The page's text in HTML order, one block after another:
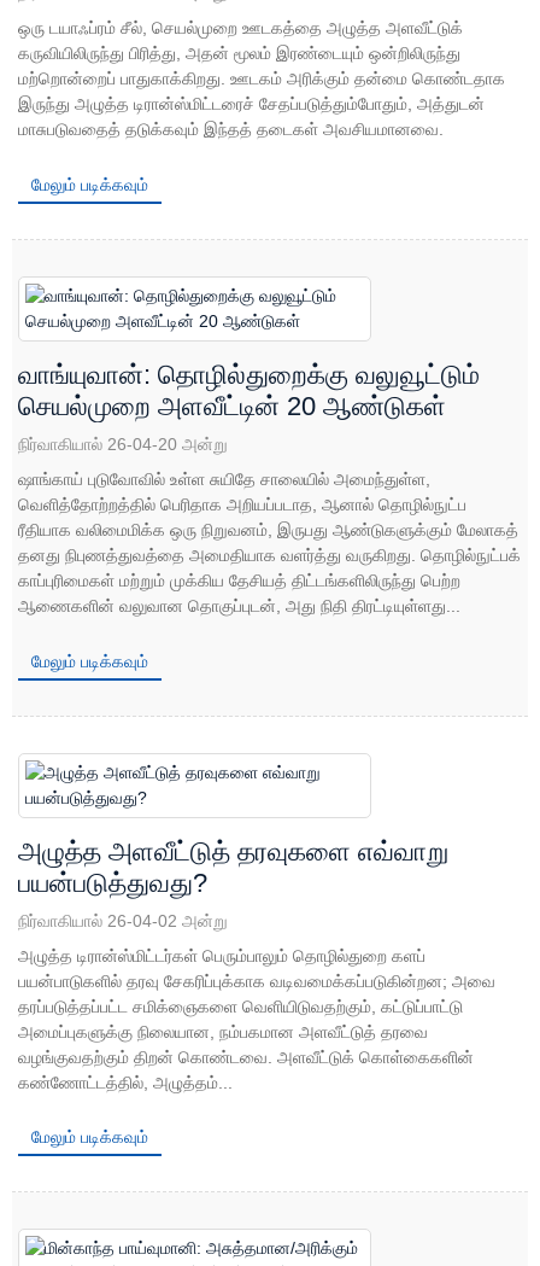
ஒரு டயாஃப்ரம் சீல், செயல்முறை ஊடகத்தை அழுத்த அளவீட்டுக்
கருவியிலிருந்து பிரித்து, அதன் மூலம் இரண்டையும் ஒன்றிலிருந்து
மற்றொன்றைப் பாதுகாக்கிறது. ஊடகம் அரிக்கும் தன்மை கொண்டதாக
இருந்து அழுத்த டிரான்ஸ்மிட்டரைச் சேதப்படுத்தும்போதும், அத்துடன்
மாசுபடுவதைத் தடுக்கவும் இந்தத் தடைகள் அவசியமானவை.
மேலும் படிக்கவும்
வாங்யுவான்: தொழில்துறைக்கு வலுவூட்டும்
செயல்முறை அளவீட்டின் 20 ஆண்டுகள்
நிர்வாகியால் 26-04-20 அன்று
ஷாங்காய் புடுவோவில் உள்ள சுயிதே சாலையில் அமைந்துள்ள,
வெளித்தோற்றத்தில் பெரிதாக அறியப்படாத, ஆனால் தொழில்நுட்ப
ரீதியாக வலிமைமிக்க ஒரு நிறுவனம், இருபது ஆண்டுகளுக்கும் மேலாகத்
தனது நிபுணத்துவத்தை அமைதியாக வளர்த்து வருகிறது. தொழில்நுட்பக்
காப்புரிமைகள் மற்றும் முக்கிய தேசியத் திட்டங்களிலிருந்து பெற்ற
ஆணைகளின் வலுவான தொகுப்புடன், அது நிதி திரட்டியுள்ளது...
மேலும் படிக்கவும்
அழுத்த அளவீட்டுத் தரவுகளை எவ்வாறு
பயன்படுத்துவது?
நிர்வாகியால் 26-04-02 அன்று
அழுத்த டிரான்ஸ்மிட்டர்கள் பெரும்பாலும் தொழில்துறை களப்
பயன்பாடுகளில் தரவு சேகரிப்புக்காக வடிவமைக்கப்படுகின்றன; அவை
தரப்படுத்தப்பட்ட சமிக்ஞைகளை வெளியிடுவதற்கும், கட்டுப்பாட்டு
அமைப்புகளுக்கு நிலையான, நம்பகமான அளவீட்டுத் தரவை
வழங்குவதற்கும் திறன் கொண்டவை. அளவீட்டுக் கொள்கைகளின்
கண்ணோட்டத்தில், அழுத்தம்...
மேலும் படிக்கவும்